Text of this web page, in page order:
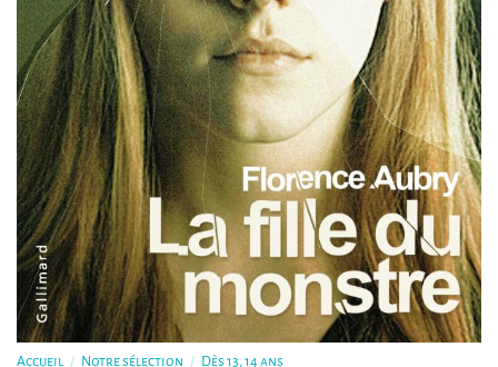
Accueil / Notre sélection / Dès 13, 14 ans